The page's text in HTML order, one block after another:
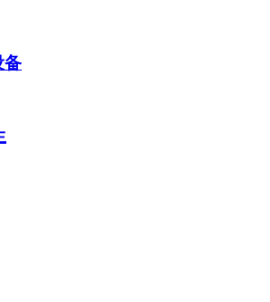
备